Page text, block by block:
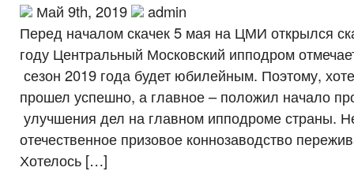
Май 9th, 2019
admin
Перед началом скачек 5 мая на ЦМИ открылся
году Центральный Московский ипподром
сезон 2019 года будет юбилейным. Поэтому,
прошел успешно, а главное – положил начало
улучшения дел на главном ипподроме страны.
отечественное призовое коннозаводство
Хотелось […]